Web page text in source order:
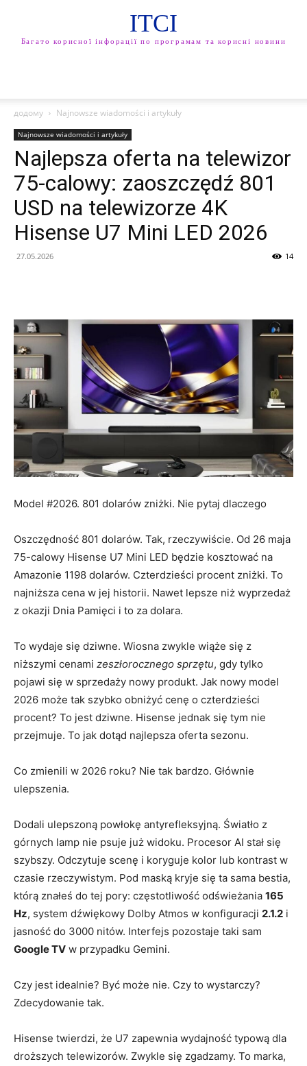
ITCI
Багато корисної інфорації по програмам та корисні новини
додому Najnowsze wiadomości i artykuły
Najnowsze wiadomości i artykuły
Najlepsza oferta na telewizor
75-calowy: zaoszczędź 801
USD na telewizorze 4K
Hisense U7 Mini LED 2026
27.05.2026 14
Model #2026. 801 dolarów zniżki. Nie pytaj dlaczego
Oszczędność 801 dolarów. Tak, rzeczywiście. Od 26 maja
75-calowy Hisense U7 Mini LED będzie kosztować na
Amazonie 1198 dolarów. Czterdzieści procent zniżki. To
najniższa cena w jej historii. Nawet lepsze niż wyprzedaż
z okazji Dnia Pamięci i to za dolara.
To wydaje się dziwne. Wiosna zwykle wiąże się z
niższymi cenami zeszłorocznego sprzętu, gdy tylko
pojawi się w sprzedaży nowy produkt. Jak nowy model
2026 może tak szybko obniżyć cenę o czterdzieści
procent? To jest dziwne. Hisense jednak się tym nie
przejmuje. To jak dotąd najlepsza oferta sezonu.
Co zmienili w 2026 roku? Nie tak bardzo. Głównie
ulepszenia.
Dodali ulepszoną powłokę antyrefleksyjną. Światło z
górnych lamp nie psuje już widoku. Procesor AI stał się
szybszy. Odczytuje scenę i koryguje kolor lub kontrast w
czasie rzeczywistym. Pod maską kryje się ta sama bestia,
którą znałeś do tej pory: częstotliwość odświeżania 165
Hz, system dźwiękowy Dolby Atmos w konfiguracji 2.1.2 i
jasność do 3000 nitów. Interfejs pozostaje taki sam
Google TV w przypadku Gemini.
Czy jest idealnie? Być może nie. Czy to wystarczy?
Zdecydowanie tak.
Hisense twierdzi, że U7 zapewnia wydajność typową dla
droższych telewizorów. Zwykle się zgadzamy. To marka,